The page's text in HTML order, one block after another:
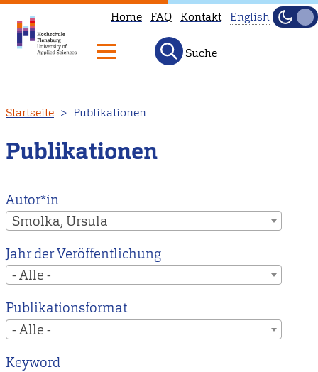
zum
Inhalt
Home FAQ Kontakt
to
our
main
instead.
English
Hell
Suche
Startseite Publikationen
Publikationen
Autor*in
Smolka, Ursula
Jahr der Veröffentlichung
- Alle -
Publikationsformat
- Alle -
Keyword